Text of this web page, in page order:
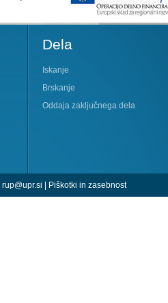
Dela
Iskanje
Brskanje
Oddaja zaključnega dela
rup@upr.si | Piškotki in zasebnost